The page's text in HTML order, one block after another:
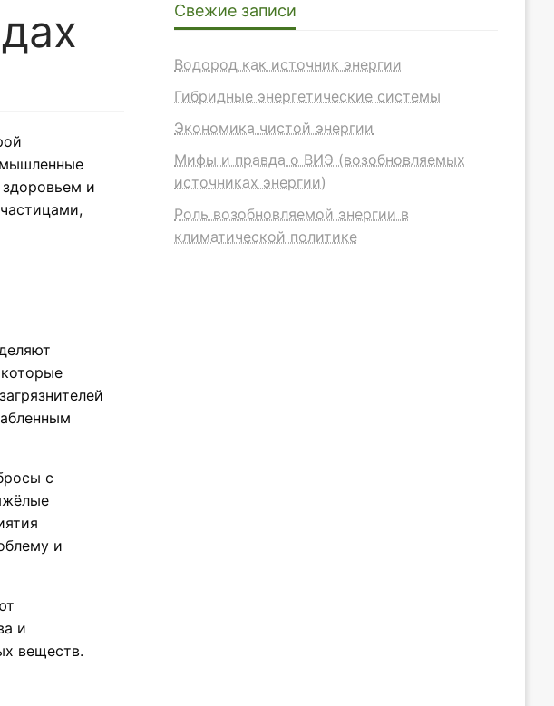
и
с
и
и
веществ.
Свежие записи
Водород как источник энергии
Гибридные энергетические системы
Экономика чистой энергии
Мифы и правда о ВИЭ (возобновляемых
источниках энергии)
Роль возобновляемой энергии в
климатической политике